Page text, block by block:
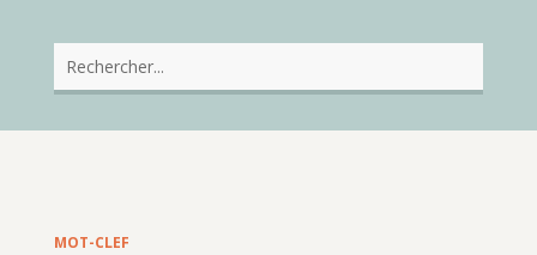
MOT-CLEF